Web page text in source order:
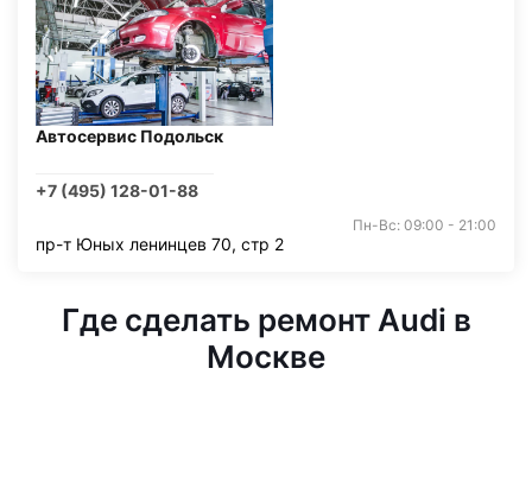
Автосервис Подольск
+7 (495) 128-01-88
Пн-Вс: 09:00 - 21:00
пр-т Юных ленинцев 70, стр 2
Где сделать ремонт Audi в
Москве